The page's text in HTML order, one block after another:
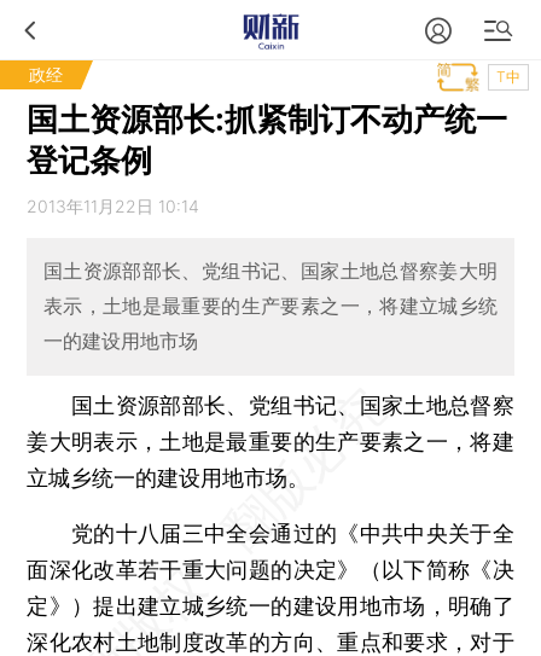
政经 T中
国土资源部长:抓紧制订不动产统一
登记条例
2013年11月22日 10:14
国土资源部部长、党组书记、国家土地总督察姜大明
表示，土地是最重要的生产要素之一，将建立城乡统
一的建设用地市场
国土资源部部长、党组书记、国家土地总督察
姜大明表示，土地是最重要的生产要素之一，将建
立城乡统一的建设用地市场。
党的十八届三中全会通过的《中共中央关于全
面深化改革若干重大问题的决定》（以下简称《决
定》）提出建立城乡统一的建设用地市场，明确了
深化农村土地制度改革的方向、重点和要求，对于